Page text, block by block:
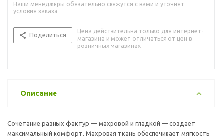
Наши менеджеры обязательно свяжутся с вами и уточнят
условия заказа
Поделиться
Цена действительна только для интернет-
магазина и может отличаться от цен в
розничных магазинах
Описание
Сочетание разных фактур — махровой и гладкой — создает
максимальный комфорт. Махровая ткань обеспечивает мягкость